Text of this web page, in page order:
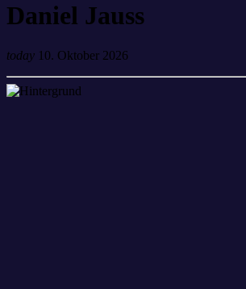
Daniel Jauss
today 10. Oktober 2026